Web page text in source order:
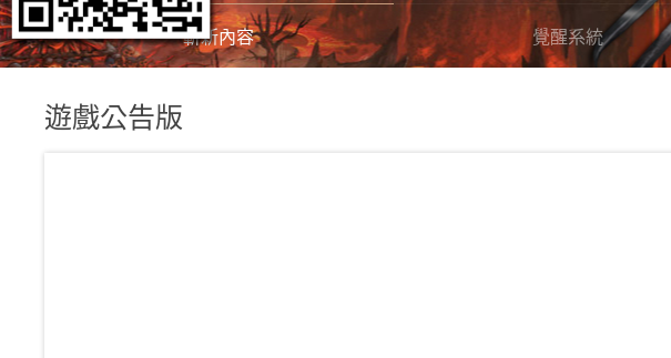
嶄新內容 覺醒系統
遊戲公告版